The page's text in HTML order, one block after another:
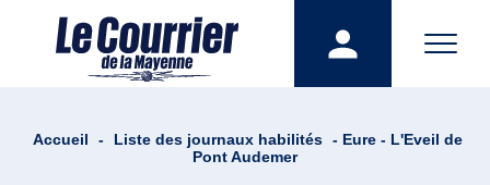
Accueil - Liste des journaux habilités - Eure - L'Eveil de
Pont Audemer